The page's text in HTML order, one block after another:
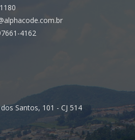
4162
Santos, 101 - CJ 514